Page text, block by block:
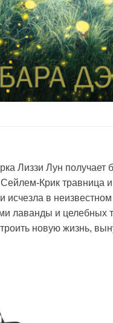
Лиззи Лун получает
Сейлем-Крик травница
исчезла в
лаванды и целебных
новую жизнь,